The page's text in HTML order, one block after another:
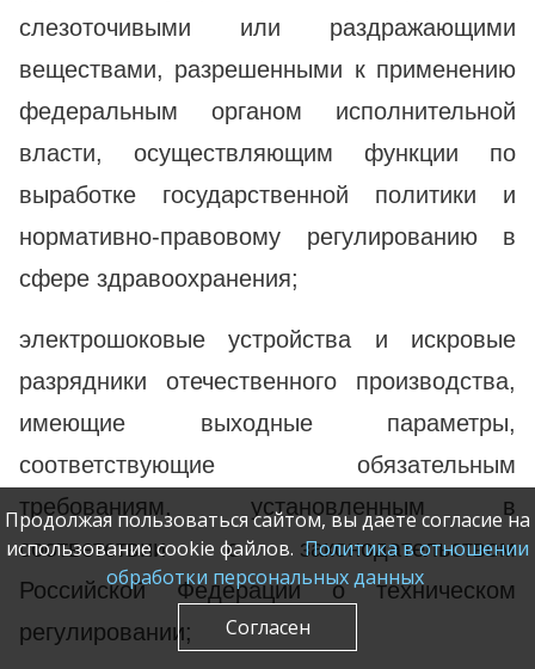
слезоточивыми или раздражающими
веществами, разрешенными к применению
федеральным органом исполнительной
власти, осуществляющим функции по
выработке государственной политики и
нормативно-правовому регулированию в
сфере здравоохранения;
электрошоковые устройства и искровые
разрядники отечественного производства,
имеющие выходные параметры,
соответствующие обязательным
требованиям, установленным в
соответствии с законодательством
Российской Федерации о техническом
регулировании;
Продолжая пользоваться сайтом, вы даете согласие на
использование cookie файлов. Политика в отношении
обработки персональных данных
Согласен